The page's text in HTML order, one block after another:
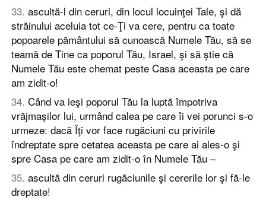
33. ascultă-l din ceruri, din locul locuinţei Tale, şi dă
străinului aceluia tot ce-Ţi va cere, pentru ca toate
popoarele pământului să cunoască Numele Tău, să se
teamă de Tine ca poporul Tău, Israel, şi să ştie că
Numele Tău este chemat peste Casa aceasta pe care
am zidit-o!
34. Când va ieşi poporul Tău la luptă împotriva
vrăjmaşilor lui, urmând calea pe care îi vei porunci s-o
urmeze: dacă Îţi vor face rugăciuni cu privirile
îndreptate spre cetatea aceasta pe care ai ales-o şi
spre Casa pe care am zidit-o în Numele Tău –
35. ascultă din ceruri rugăciunile şi cererile lor şi fă-le
dreptate!